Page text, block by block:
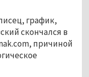
график,
скончался в
причиной